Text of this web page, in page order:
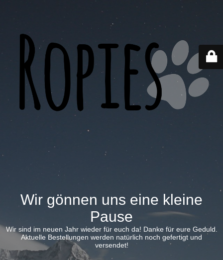
Wir gönnen uns eine kleine
Pause
Wir sind im neuen Jahr wieder für euch da! Danke für eure Geduld.
Aktuelle Bestellungen werden natürlich noch gefertigt und
versendet!